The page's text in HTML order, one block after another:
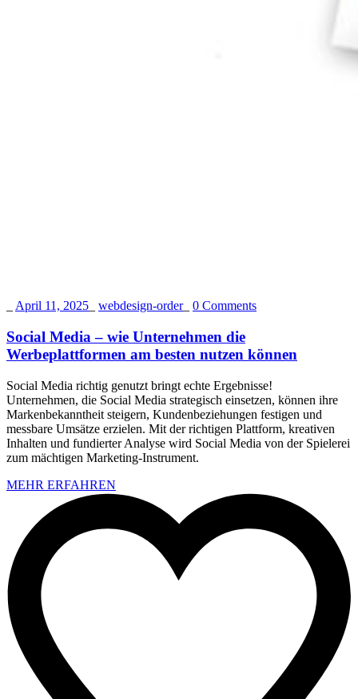
April 11, 2025 webdesign-order_ 0 Comments
Social Media – wie Unternehmen die
Werbeplattformen am besten nutzen können
Social Media richtig genutzt bringt echte Ergebnisse!
Unternehmen, die Social Media strategisch einsetzen, können ihre
Markenbekanntheit steigern, Kundenbeziehungen festigen und
messbare Umsätze erzielen. Mit der richtigen Plattform, kreativen
Inhalten und fundierter Analyse wird Social Media von der Spielerei
zum mächtigen Marketing-Instrument.
MEHR ERFAHREN